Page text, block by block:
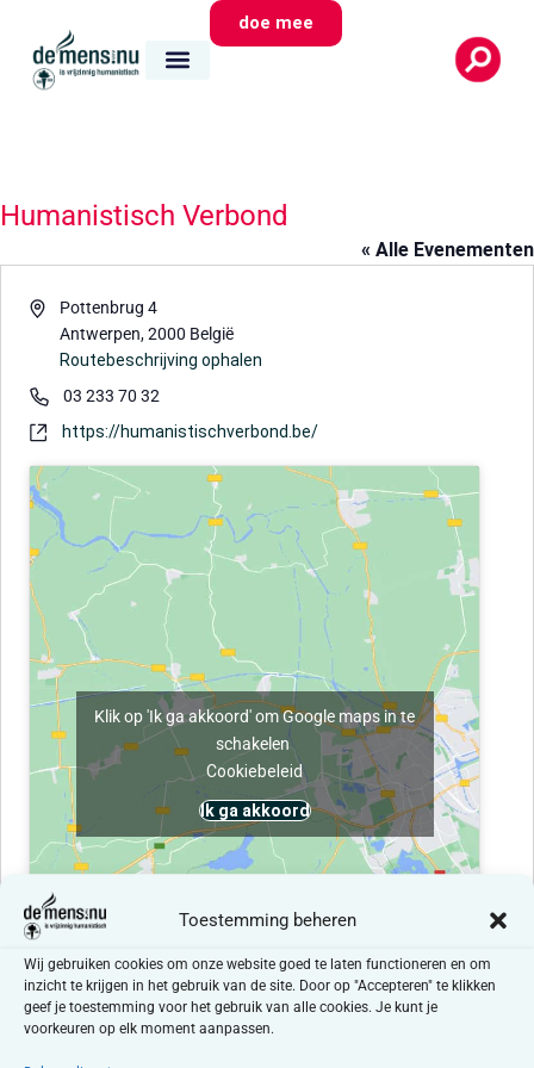
Toestemming beheren
Wij gebruiken cookies om onze website goed te laten functioneren en om
inzicht te krijgen in het gebruik van de site. Door op "Accepteren" te klikken
geef je toestemming voor het gebruik van alle cookies. Je kunt je
voorkeuren op elk moment aanpassen.
doe mee
Humanistisch Verbond
« Alle Evenementen
AdresPottenbrug 4
Antwerpen,2000 België
Routebeschrijving ophalen
Telefoon03 233 70 32
Websitehttps://humanistischverbond.be/
Klik op 'Ik ga akkoord' om Google maps in te
schakelen
Cookiebeleid
Ik ga akkoord